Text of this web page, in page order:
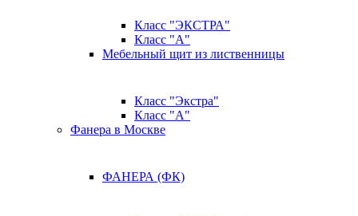
Класс "ЭКСТРА"
Класс "А"
Мебельный щит из лиственницы
Класс "Экстра"
Класс "А"
Фанера в Москве
ФАНЕРА (ФК)